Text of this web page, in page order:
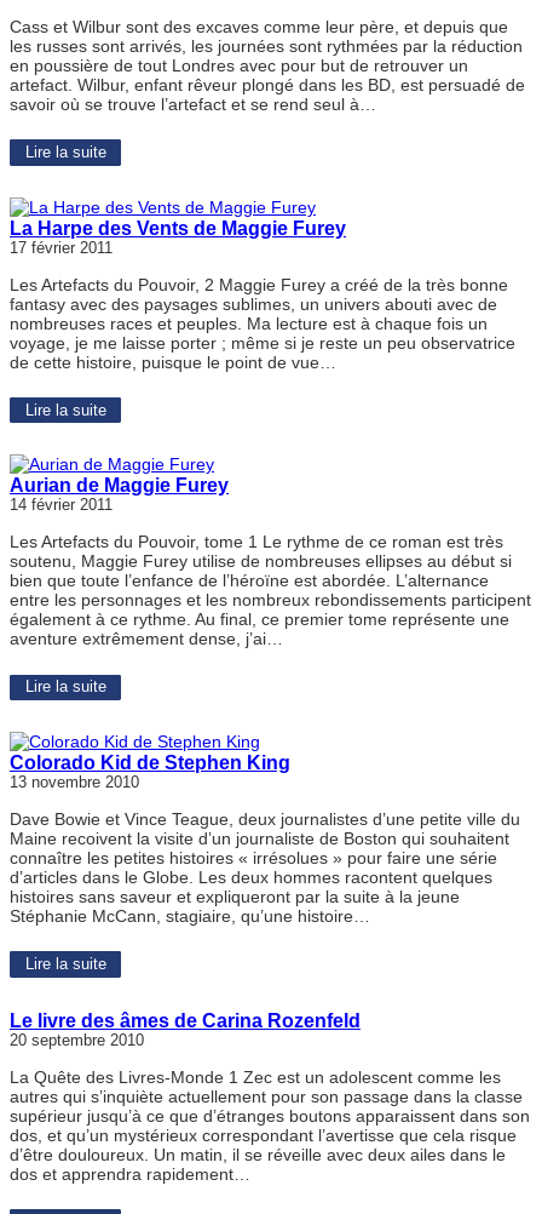
Cass et Wilbur sont des excaves comme leur père, et depuis que
les russes sont arrivés, les journées sont rythmées par la réduction
en poussière de tout Londres avec pour but de retrouver un
artefact. Wilbur, enfant rêveur plongé dans les BD, est persuadé de
savoir où se trouve l’artefact et se rend seul à…
Lire la suite
La Harpe des Vents de Maggie Furey
17 février 2011
Les Artefacts du Pouvoir, 2 Maggie Furey a créé de la très bonne
fantasy avec des paysages sublimes, un univers abouti avec de
nombreuses races et peuples. Ma lecture est à chaque fois un
voyage, je me laisse porter ; même si je reste un peu observatrice
de cette histoire, puisque le point de vue…
Lire la suite
Aurian de Maggie Furey
14 février 2011
Les Artefacts du Pouvoir, tome 1 Le rythme de ce roman est très
soutenu, Maggie Furey utilise de nombreuses ellipses au début si
bien que toute l’enfance de l’héroïne est abordée. L’alternance
entre les personnages et les nombreux rebondissements participent
également à ce rythme. Au final, ce premier tome représente une
aventure extrêmement dense, j’ai…
Lire la suite
Colorado Kid de Stephen King
13 novembre 2010
Dave Bowie et Vince Teague, deux journalistes d’une petite ville du
Maine recoivent la visite d’un journaliste de Boston qui souhaitent
connaître les petites histoires « irrésolues » pour faire une série
d’articles dans le Globe. Les deux hommes racontent quelques
histoires sans saveur et expliqueront par la suite à la jeune
Stéphanie McCann, stagiaire, qu’une histoire…
Lire la suite
Le livre des âmes de Carina Rozenfeld
20 septembre 2010
La Quête des Livres-Monde 1 Zec est un adolescent comme les
autres qui s’inquiète actuellement pour son passage dans la classe
supérieur jusqu’à ce que d’étranges boutons apparaissent dans son
dos, et qu’un mystérieux correspondant l’avertisse que cela risque
d’être douloureux. Un matin, il se réveille avec deux ailes dans le
dos et apprendra rapidement…